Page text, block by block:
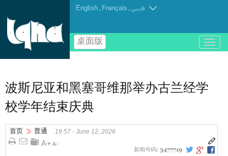
English . Français .فارسی
桌面版
باز
و
波斯尼亚和黑塞哥维那举办古兰经学
校学年结束庆典
首页 普通 19:57 - June 12, 2026
新闻号码: 3477719